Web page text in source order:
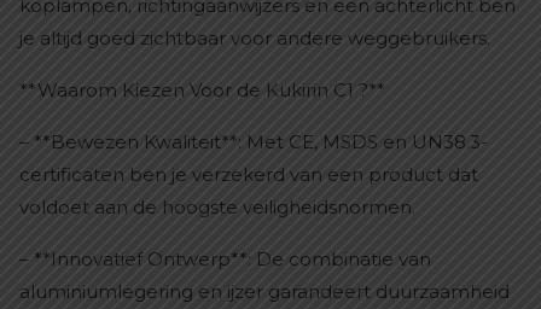
koplampen, richtingaanwijzers en een achterlicht ben
je altijd goed zichtbaar voor andere weggebruikers.
**Waarom Kiezen Voor de Kukirin C1 ?**
– **Bewezen Kwaliteit**: Met CE, MSDS en UN38.3-
certificaten ben je verzekerd van een product dat
voldoet aan de hoogste veiligheidsnormen.
– **Innovatief Ontwerp**: De combinatie van
aluminiumlegering en ijzer garandeert duurzaamheid